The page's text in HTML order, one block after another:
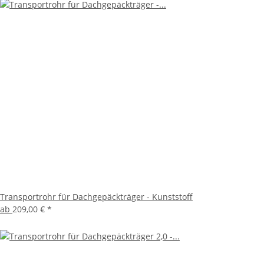
Transportrohr für Dachgepäckträger - Kunststoff
ab 209,00 € *